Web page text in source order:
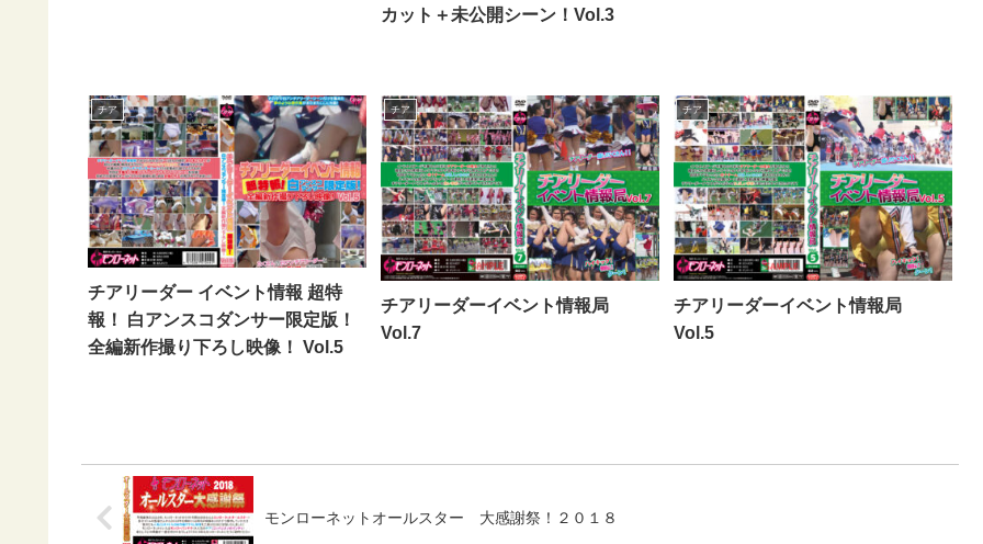
カット＋未公開シーン！Vol.3
チア
チアリーダー イベント情報 超特
報！ 白アンスコダンサー限定版！
全編新作撮り下ろし映像！ Vol.5
チア
チアリーダーイベント情報局
Vol.7
チア
チアリーダーイベント情報局
Vol.5
モンローネットオールスター 大感謝祭！２０１８